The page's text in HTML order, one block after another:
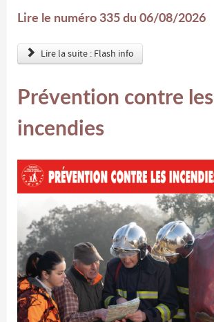
Lire le numéro 335 du 06/08/2026
Lire la suite : Flash info
Prévention contre les
incendies